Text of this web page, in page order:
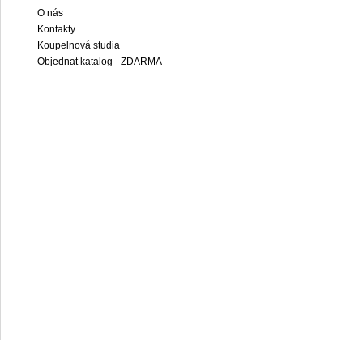
O nás
Kontakty
Koupelnová studia
Objednat katalog - ZDARMA